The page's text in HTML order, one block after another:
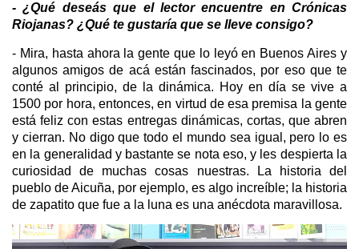
- ¿Qué deseás que el lector encuentre en Crónicas
Riojanas? ¿Qué te gustaría que se lleve consigo?
- Mira, hasta ahora la gente que lo leyó en Buenos Aires y
algunos amigos de acá están fascinados, por eso que te
conté al principio, de la dinámica. Hoy en día se vive a
1500 por hora, entonces, en virtud de esa premisa la gente
está feliz con estas entregas dinámicas, cortas, que abren
y cierran. No digo que todo el mundo sea igual, pero lo es
en la generalidad y bastante se nota eso, y les despierta la
curiosidad de muchas cosas nuestras. La historia del
pueblo de Aicuña, por ejemplo, es algo increíble; la historia
de zapatito que fue a la luna es una anécdota maravillosa.